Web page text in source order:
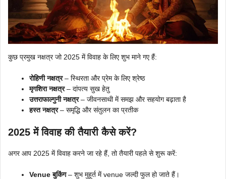
कुछ प्रमुख नक्षत्र जो 2025 में विवाह के लिए शुभ माने गए हैं:
रोहिणी नक्षत्र– स्थिरता और प्रेम के लिए श्रेष्ठ
मृगशिरा नक्षत्र– दांपत्य सुख हेतु
उत्तराफाल्गुनी नक्षत्र– जीवनसाथी में समझ और सहयोग बढ़ाता है
हस्त नक्षत्र– समृद्धि और संतुलन का प्रतीक
2025 में विवाह की तैयारी कैसे करें?
अगर आप 2025 में विवाह करने जा रहे हैं, तो तैयारी पहले से शुरू करें:
Venue बुकिंग– शुभ मुहूर्त में venue जल्दी फुल हो जाते हैं।